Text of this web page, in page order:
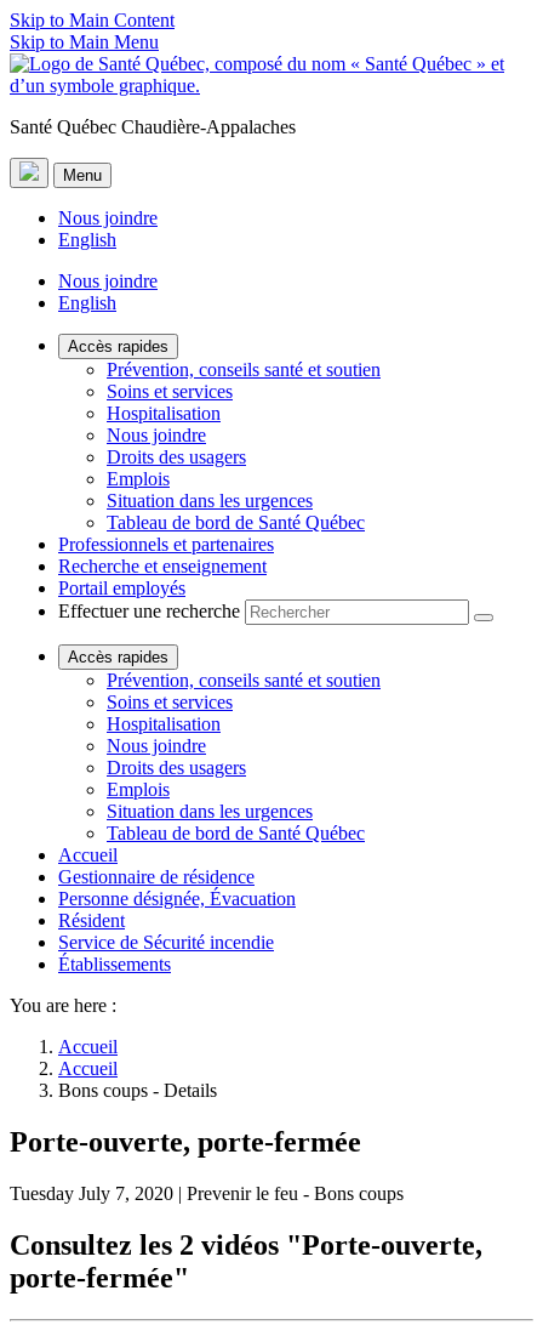
Skip to Main Content
Skip to Main Menu
Santé Québec Chaudière-Appalaches
Menu
Nous joindre
English
Nous joindre
English
Accès rapides
Prévention, conseils santé et soutien
Soins et services
Hospitalisation
Nous joindre
Droits des usagers
Emplois
Situation dans les urgences
Tableau de bord de Santé Québec
Professionnels et partenaires
Recherche et enseignement
Portail employés
Effectuer une recherche
Accès rapides
Prévention, conseils santé et soutien
Soins et services
Hospitalisation
Nous joindre
Droits des usagers
Emplois
Situation dans les urgences
Tableau de bord de Santé Québec
Accueil
Gestionnaire de résidence
Personne désignée, Évacuation
Résident
Service de Sécurité incendie
Établissements
You are here :
Accueil
Accueil
Bons coups - Details
Porte-ouverte, porte-fermée
Tuesday July 7, 2020 | Prevenir le feu - Bons coups
Consultez les 2 vidéos "Porte-ouverte,
porte-fermée"